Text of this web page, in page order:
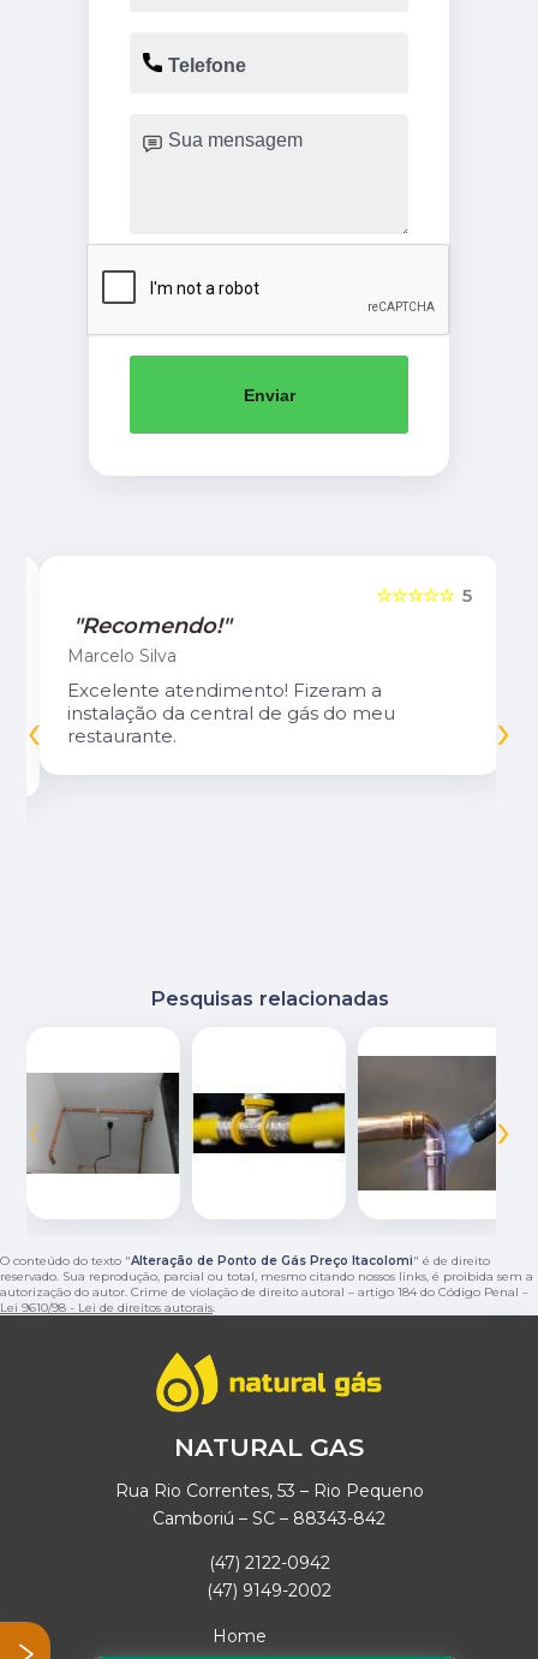
Enviar
5
☆☆☆☆☆
"Recomendo!"
Marcelo Silva
Excelente atendimento! Fizeram a
instalação da central de gás do meu
restaurante.
‹ ›
Pesquisas relacionadas
‹ ›
O conteúdo do texto "Alteração de Ponto de Gás Preço Itacolomi" é de direito
reservado. Sua reprodução, parcial ou total, mesmo citando nossos links, é proibida sem a
autorização do autor. Crime de violação de direito autoral – artigo 184 do Código Penal –
Lei 9610/98 - Lei de direitos autorais.
NATURAL GAS
Rua Rio Correntes, 53 – Rio Pequeno
Camboriú – SC – 88343-842
(47) 2122-0942
(47) 9149-2002
Home